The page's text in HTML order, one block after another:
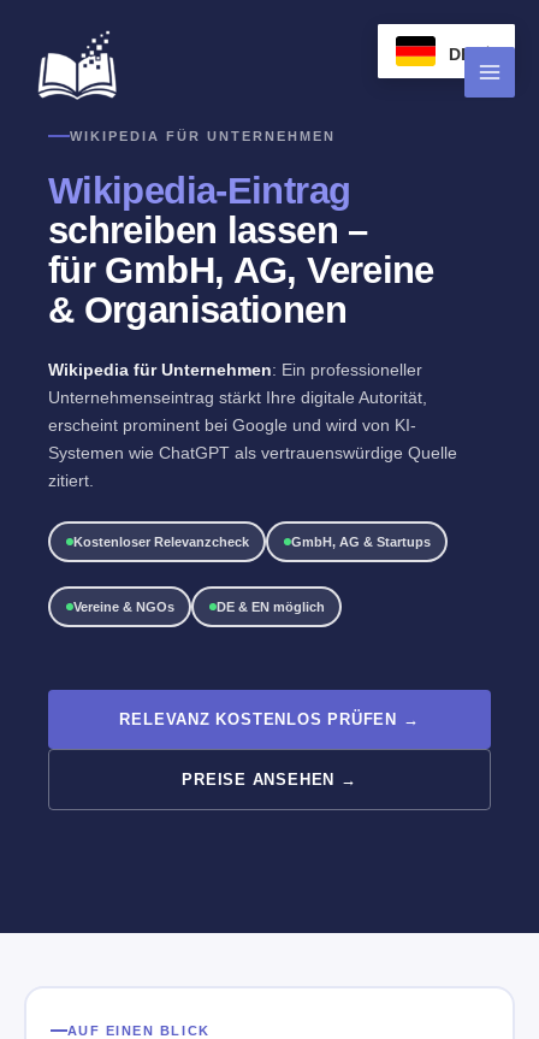
springen
WIKIPEDIA FÜR UNTERNEHMEN
Wikipedia-Eintrag
schreiben lassen –
für GmbH, AG, Vereine
& Organisationen
Wikipedia für Unternehmen: Ein professioneller
Unternehmenseintrag stärkt Ihre digitale Autorität,
erscheint prominent bei Google und wird von KI-
Systemen wie ChatGPT als vertrauenswürdige Quelle
zitiert.
Kostenloser Relevanzcheck GmbH, AG & Startups
Vereine & NGOs DE & EN möglich
RELEVANZ KOSTENLOS PRÜFEN →
PREISE ANSEHEN →
AUF EINEN BLICK
DE